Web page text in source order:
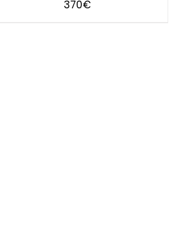
370€